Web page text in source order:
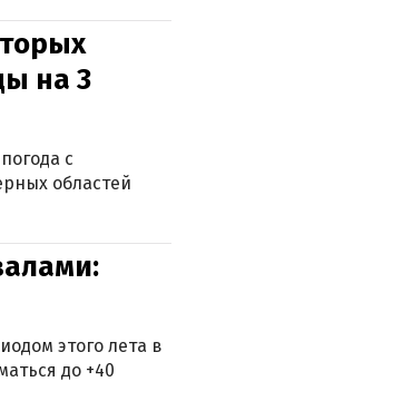
на 3
с
областей
этого лета в
до +40